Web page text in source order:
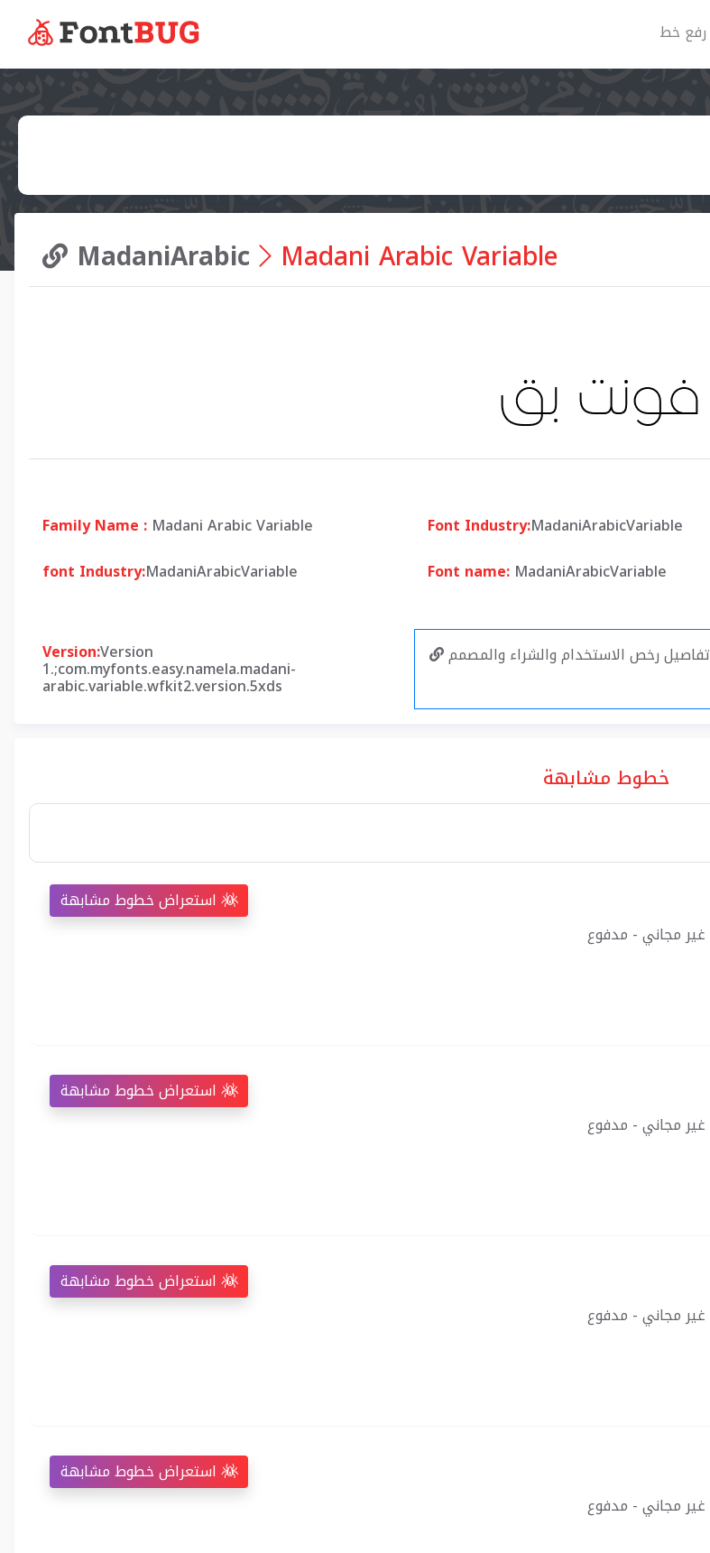
MadaniArabic Madani Arabic Variable
Family Name : Madani Arabic Variable Font Industry:MadaniArabicVariable
font Industry:MadaniArabicVariable Font name: MadaniArabicVariable
Version:Version
1.;com.myfonts.easy.namela.madani-
arabic.variable.wfkit2.version.5xds
تفاصيل رخص الاستخدام والشراء والمصمم
خطوط مشابهة
غير مجاني - مدفوع
غير مجاني - مدفوع
غير مجاني - مدفوع
غير مجاني - مدفوع